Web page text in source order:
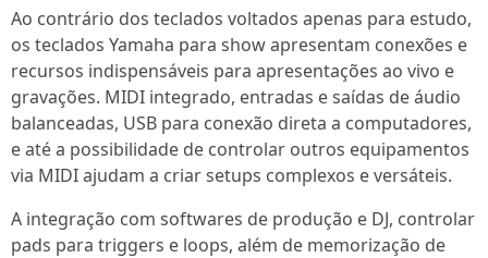
Ao contrário dos teclados voltados apenas para estudo,
os teclados Yamaha para show apresentam conexões e
recursos indispensáveis para apresentações ao vivo e
gravações. MIDI integrado, entradas e saídas de áudio
balanceadas, USB para conexão direta a computadores,
e até a possibilidade de controlar outros equipamentos
via MIDI ajudam a criar setups complexos e versáteis.
A integração com softwares de produção e DJ, controlar
pads para triggers e loops, além de memorização de